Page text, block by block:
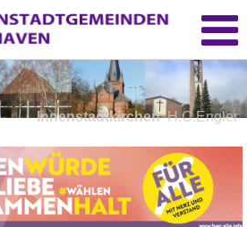
InnenstadtkirchenH.C.Engler